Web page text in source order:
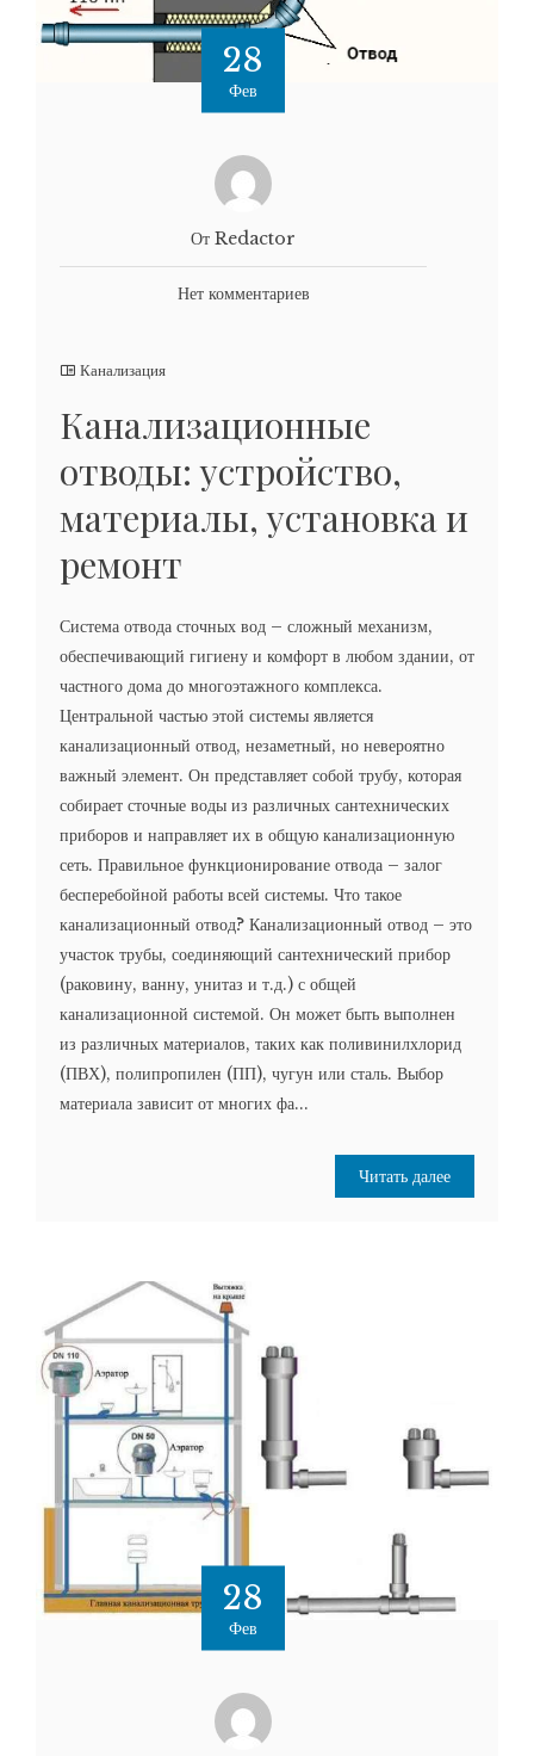
28
Фев
От Redactor
Нет комментариев
Канализация
Канализационные
отводы: устройство,
материалы, установка и
ремонт
Система отвода сточных вод – сложный механизм,
обеспечивающий гигиену и комфорт в любом здании, от
частного дома до многоэтажного комплекса.
Центральной частью этой системы является
канализационный отвод, незаметный, но невероятно
важный элемент. Он представляет собой трубу, которая
собирает сточные воды из различных сантехнических
приборов и направляет их в общую канализационную
сеть. Правильное функционирование отвода – залог
бесперебойной работы всей системы. Что такое
канализационный отвод? Канализационный отвод – это
участок трубы, соединяющий сантехнический прибор
(раковину, ванну, унитаз и т.д.) с общей
канализационной системой. Он может быть выполнен
из различных материалов, таких как поливинилхлорид
(ПВХ), полипропилен (ПП), чугун или сталь. Выбор
материала зависит от многих фа...
Читать далее
28
Фев